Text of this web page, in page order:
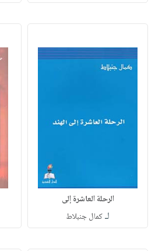
الرحلة العاشرة إلى
لـكمال جنبلاط